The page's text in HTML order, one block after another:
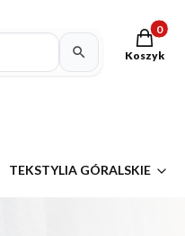
Koszyk
TEKSTYLIA GÓRALSKIE